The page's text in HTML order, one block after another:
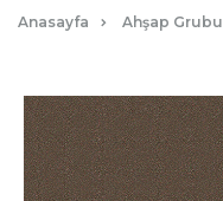
Anasayfa Ahşap Grubu